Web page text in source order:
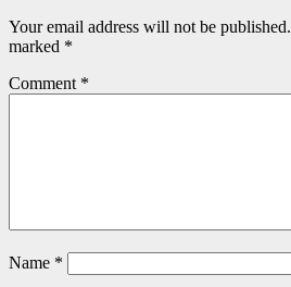
Your email address will not be published.
marked *
Comment *
Name *